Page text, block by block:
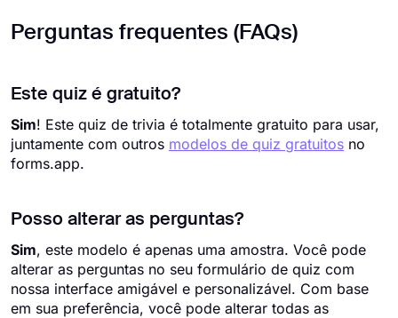
Perguntas frequentes (FAQs)
Este quiz é gratuito?
Sim! Este quiz de trivia é totalmente gratuito para usar,
juntamente com outros modelos de quiz gratuitos no
forms.app.
Posso alterar as perguntas?
Sim, este modelo é apenas uma amostra. Você pode
alterar as perguntas no seu formulário de quiz com
nossa interface amigável e personalizável. Com base
em sua preferência, você pode alterar todas as